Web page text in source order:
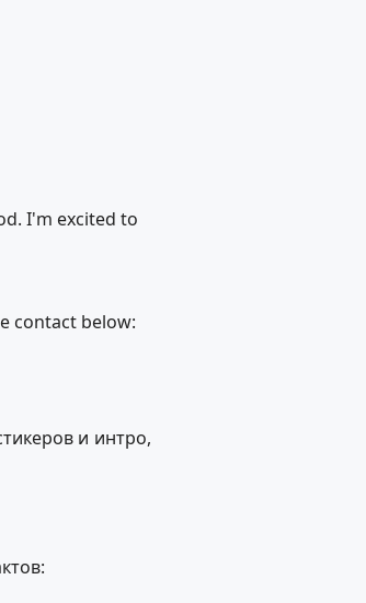
I'm excited to
contact below:
и интро,